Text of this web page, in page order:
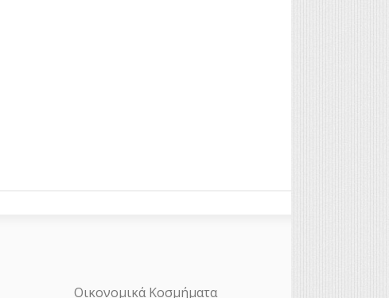
Οικονομικά Κοσμήματα